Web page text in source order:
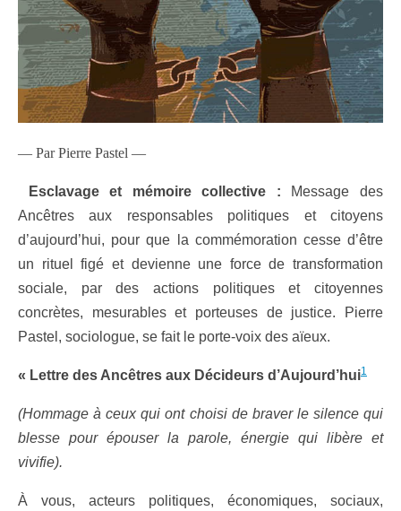
— Par Pierre Pastel —
Esclavage et mémoire collective : Message des
Ancêtres aux responsables politiques et citoyens
d’aujourd’hui, pour que la commémoration cesse d’être
un rituel figé et devienne une force de transformation
sociale, par des actions politiques et citoyennes
concrètes, mesurables et porteuses de justice. Pierre
Pastel, sociologue, se fait le porte-voix des aïeux.
« Lettre des Ancêtres aux Décideurs d’Aujourd’hui1
(Hommage à ceux qui ont choisi de braver le silence qui
blesse pour épouser la parole, énergie qui libère et
vivifie).
À vous, acteurs politiques, économiques, sociaux,